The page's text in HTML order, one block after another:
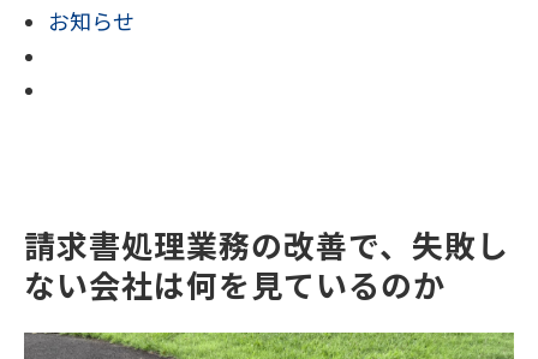
お知らせ
請求書処理業務の改善で、失敗し
ない会社は何を見ているのか